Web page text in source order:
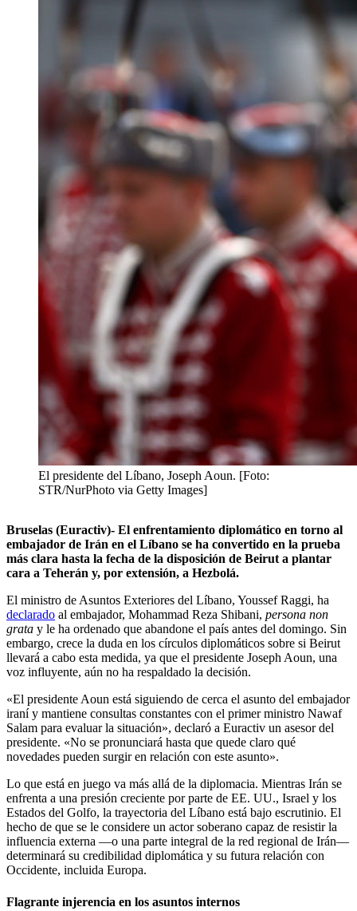
El presidente del Líbano, Joseph Aoun. [Foto:
STR/NurPhoto via Getty Images]
Bruselas (Euractiv)- El enfrentamiento diplomático en torno al
embajador de Irán en el Líbano se ha convertido en la prueba
más clara hasta la fecha de la disposición de Beirut a plantar
cara a Teherán y, por extensión, a Hezbolá.
El ministro de Asuntos Exteriores del Líbano, Youssef Raggi, ha
declarado al embajador, Mohammad Reza Shibani, persona non
grata y le ha ordenado que abandone el país antes del domingo. Sin
embargo, crece la duda en los círculos diplomáticos sobre si Beirut
llevará a cabo esta medida, ya que el presidente Joseph Aoun, una
voz influyente, aún no ha respaldado la decisión.
«El presidente Aoun está siguiendo de cerca el asunto del embajador
iraní y mantiene consultas constantes con el primer ministro Nawaf
Salam para evaluar la situación», declaró a Euractiv un asesor del
presidente. «No se pronunciará hasta que quede claro qué
novedades pueden surgir en relación con este asunto».
Lo que está en juego va más allá de la diplomacia. Mientras Irán se
enfrenta a una presión creciente por parte de EE. UU., Israel y los
Estados del Golfo, la trayectoria del Líbano está bajo escrutinio. El
hecho de que se le considere un actor soberano capaz de resistir la
influencia externa —o una parte integral de la red regional de Irán—
determinará su credibilidad diplomática y su futura relación con
Occidente, incluida Europa.
Flagrante injerencia en los asuntos internos